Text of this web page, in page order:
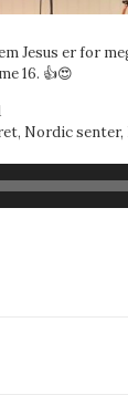
Jesus er for
16. 👍😍
Nordic senter,